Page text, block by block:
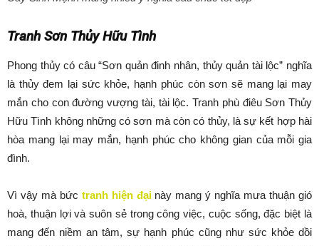
Tranh Sơn Thủy Hữu Tình
Phong thủy có câu “Sơn quản đinh nhân, thủy quản tài lộc” nghĩa
là thủy đem lại sức khỏe, hạnh phúc còn sơn sẽ mang lại may
mắn cho con đường vượng tài, tài lộc. Tranh phù điêu Sơn Thủy
Hữu Tình không những có sơn mà còn có thủy, là sự kết hợp hài
hòa mang lại may mắn, hạnh phúc cho không gian của mỗi gia
đình.
Vì vậy mà bức tranh hiện đạinày mang ý nghĩa mưa thuận gió
hoà, thuận lợi và suôn sẻ trong công việc, cuộc sống, đặc biệt là
mang đến niềm an tâm, sự hạnh phúc cũng như sức khỏe dồi